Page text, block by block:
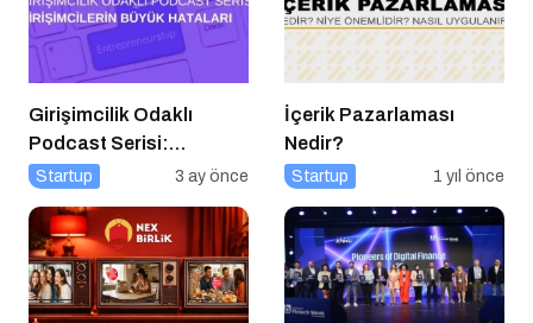
Girişimcilik Odaklı
Podcast Serisi:
Girişimcilerin Büyük
Startup 3 ay önce
İçerik Pazarlaması
Nedir?
Startup 1 yıl önce